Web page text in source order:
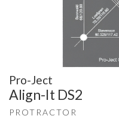
Pro-Ject
Align-It DS2
PROTRACTOR